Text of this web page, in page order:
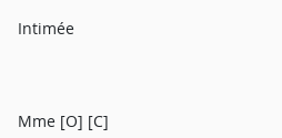
Intimée
Mme [O] [C]